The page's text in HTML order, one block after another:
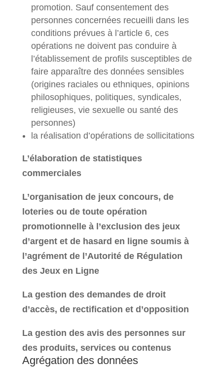
promotion. Sauf consentement des
personnes concernées recueilli dans les
conditions prévues à l’article 6, ces
opérations ne doivent pas conduire à
l’établissement de profils susceptibles de
faire apparaître des données sensibles
(origines raciales ou ethniques, opinions
philosophiques, politiques, syndicales,
religieuses, vie sexuelle ou santé des
personnes)
la réalisation d’opérations de sollicitations
L’élaboration de statistiques
commerciales
L’organisation de jeux concours, de
loteries ou de toute opération
promotionnelle à l’exclusion des jeux
d’argent et de hasard en ligne soumis à
l’agrément de l’Autorité de Régulation
des Jeux en Ligne
La gestion des demandes de droit
d’accès, de rectification et d’opposition
La gestion des avis des personnes sur
des produits, services ou contenus
Agrégation des données